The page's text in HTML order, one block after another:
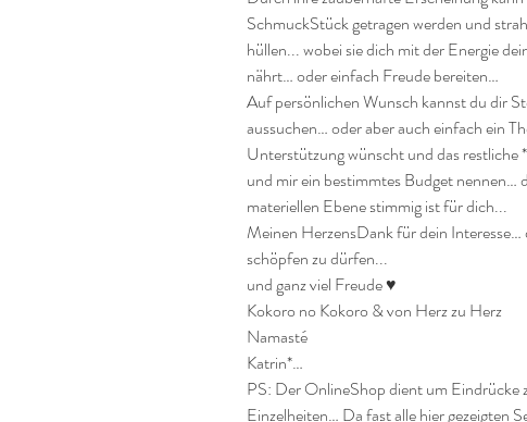
SchmuckStück getragen werden und
hüllen... wobei sie dich mit der Energie
nährt… oder einfach Freude bereiten…
Auf persönlichen Wunsch kannst du dir
aussuchen… oder aber auch einfach ein
Unterstützung wünscht und das restliche
und mir ein bestimmtes Budget nennen…
materiellen Ebene stimmig ist für dich...
Meinen HerzensDank für dein
schöpfen zu dürfen...
und ganz viel Freude ♥
Kokoro no Kokoro & von Herz zu Herz
Namasté
Katrin*…
PS: Der OnlineShop dient um Eindrücke
Einzelheiten… Da fast alle hier gezeigten